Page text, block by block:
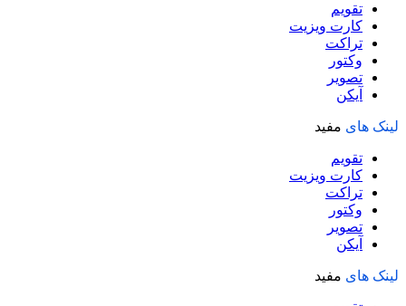
تقویم
کارت ویزیت
تراکت
وکتور
تصویر
آیکن
لینک های مفید
تقویم
کارت ویزیت
تراکت
وکتور
تصویر
آیکن
لینک های مفید